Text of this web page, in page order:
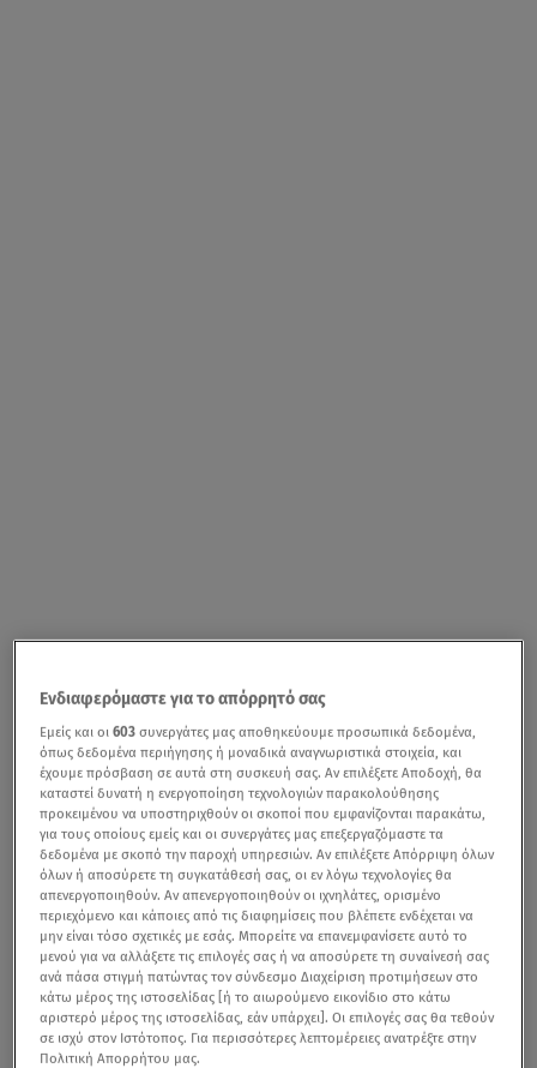
Ενδιαφερόμαστε για το απόρρητό σας
Εμείς και οι603 συνεργάτες μας αποθηκεύουμε προσωπικά δεδομένα,
όπως δεδομένα περιήγησης ή μοναδικά αναγνωριστικά στοιχεία, και
έχουμε πρόσβαση σε αυτά στη συσκευή σας. Αν επιλέξετε Αποδοχή, θα
καταστεί δυνατή η ενεργοποίηση τεχνολογιών παρακολούθησης
προκειμένου να υποστηριχθούν οι σκοποί που εμφανίζονται παρακάτω,
για τους οποίους εμείς και οι συνεργάτες μας επεξεργαζόμαστε τα
δεδομένα με σκοπό την παροχή υπηρεσιών. Αν επιλέξετε Απόρριψη όλων
όλων ή αποσύρετε τη συγκατάθεσή σας, οι εν λόγω τεχνολογίες θα
απενεργοποιηθούν. Αν απενεργοποιηθούν οι ιχνηλάτες, ορισμένο
περιεχόμενο και κάποιες από τις διαφημίσεις που βλέπετε ενδέχεται να
μην είναι τόσο σχετικές με εσάς. Μπορείτε να επανεμφανίσετε αυτό το
μενού για να αλλάξετε τις επιλογές σας ή να αποσύρετε τη συναίνεσή σας
ανά πάσα στιγμή πατώντας τον σύνδεσμο Διαχείριση προτιμήσεων στο
κάτω μέρος της ιστοσελίδας [ή το αιωρούμενο εικονίδιο στο κάτω
αριστερό μέρος της ιστοσελίδας, εάν υπάρχει]. Οι επιλογές σας θα τεθούν
σε ισχύ στον Ιστότοπος. Για περισσότερες λεπτομέρειες ανατρέξτε στην
Πολιτική Απορρήτου μας.